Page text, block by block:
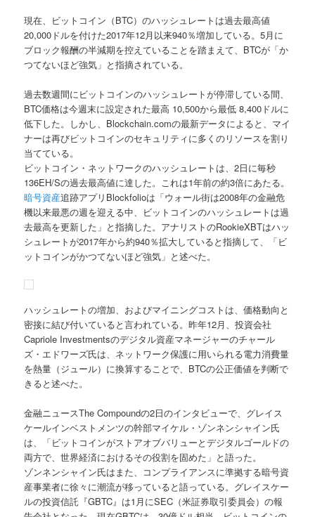
現在、ビットコイン（BTC）のハッシュレートは過去最高値
20,000ドルを付けた2017年12月以来940％増加している。5月に
ブロック報酬の半減期を控えていることを踏まえて、BTCが「か
つてないほど強気」と指摘されている。
過去数週間にビットコインのハッシュレートが停滞している間、
BTC価格は今週末に設定された最高 10,500から最低 8,400ドルに
低下した。しかし、Blockchain.comの最新データによると、マイ
ナーは再びビットコインのセキュリティに多くのリソースを割り
当てている。
ビットコイン・ネットワークのハッシュレートは、2日に毎秒
136EH/Sの過去最高値に達した。これは1年前の約3倍にあたる。
暗号資産追跡アプリBlockfolioは「ウォール街は2008年の金融危
機以来最悪の週を迎える中、ビットコインのハッシュレートは過
去最高を更新した」と指摘した。アナリストのRookieXBTはハッ
シュレートが2017年から約940％拡大していると指摘して、「ビ
ットコインがかつてないほど強気」と述べた。
ハッシュレートの増加、およびマイニングコストは、価格動向と
密接に結び付いていると言われている。昨年12月、投資会社
Capriole Investmentsのデジタル資産マネージャーのチャール
ズ・エドワーズ氏は、ネットワーク保護に用いられる電力消費量
を熱量（ジュール）に換算することで、BTCの公正価値を判断で
きると述べた。
金融ニュースThe Compoundの2日のインタビューで、グレイス
ケールインベストメンツの幹部マイケル・ゾンネンシャイン氏
は、「ビットコインがストアオブバリューとデジタルゴールドの
両方で、世界経済におけるその役割を固めた」と語った。
ゾンネンシャイン氏はまた、コンプライアンスに準拠する暗号資
産事業者に徐々に潮流が移っていると語っている。グレイスケー
ルの投資信託『GBTC』は1月にSEC（米証券取引委員会）の報